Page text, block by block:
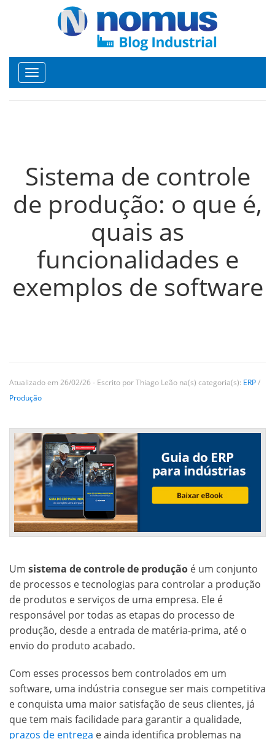
Toggle
navigation
Sistema de controle
de produção: o que é,
quais as
funcionalidades e
exemplos de software
Atualizado em 26/02/26 - Escrito por Thiago Leão na(s) categoria(s): ERP/
Produção
Um sistema de controle de produção é um conjunto
de processos e tecnologias para controlar a produção
de produtos e serviços de uma empresa. Ele é
responsável por todas as etapas do processo de
produção, desde a entrada de matéria-prima, até o
envio do produto acabado.
Com esses processos bem controlados em um
software, uma indústria consegue ser mais competitiva
e conquista uma maior satisfação de seus clientes, já
que tem mais facilidade para garantir a qualidade,
prazos de entrega e ainda identifica problemas na